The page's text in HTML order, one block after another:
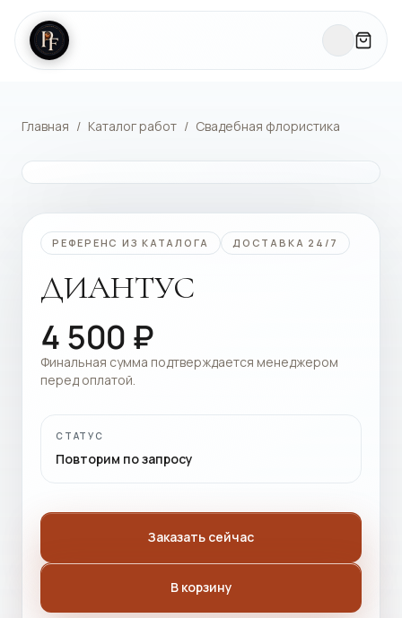
Главная / Каталог работ / Свадебная флористика
РЕФЕРЕНС ИЗ КАТАЛОГА ДОСТАВКА 24/7
ДИАНТУС
4 500 ₽
Финальная сумма подтверждается менеджером
перед оплатой.
СТАТУС
Повторим по запросу
Заказать сейчас
В корзину